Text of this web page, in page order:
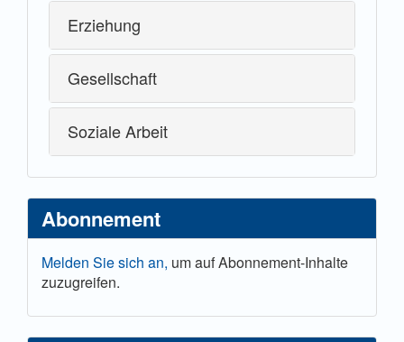
Erziehung
Gesellschaft
Soziale Arbeit
Abonnement
Melden Sie sich an, um auf Abonnement-Inhalte
zuzugreifen.